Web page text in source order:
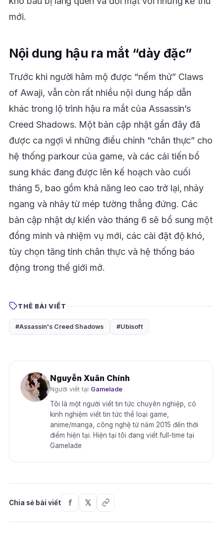
mới.
Nội dung hậu ra mắt “dày đặc”
Trước khi người hâm mộ được “nếm thử” Claws
of Awaji, vẫn còn rất nhiều nội dung hấp dẫn
khác trong lộ trình hậu ra mắt của Assassin’s
Creed Shadows. Một bản cập nhật gần đây đã
được ca ngợi vì những điều chỉnh “chân thực” cho
hệ thống parkour của game, và các cải tiến bổ
sung khác đang được lên kế hoạch vào cuối
tháng 5, bao gồm khả năng leo cao trở lại, nhảy
ngang và nhảy từ mép tường thẳng đứng. Các
bản cập nhật dự kiến vào tháng 6 sẽ bổ sung một
đồng minh và nhiệm vụ mới, các cài đặt độ khó,
tùy chọn tăng tính chân thực và hệ thống báo
động trong thế giới mở.
THẺ BÀI VIẾT
#Assassin's Creed Shadows #Ubisoft
Nguyễn Xuân Chính
Người viết tại Gamelade
Tôi là một người viết tin tức chuyên nghiệp, có
kinh nghiệm viết tin tức thể loại game,
anime/manga, công nghệ từ năm 2015 đến thời
điểm hiện tại. Hiện tại tôi đang viết full-time tại
Gamelade
Chia sẻ bài viết